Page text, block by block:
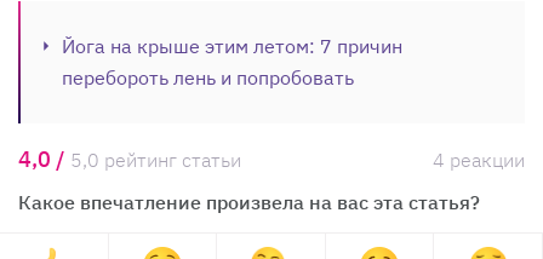
Йога на крыше этим летом: 7 причин
перебороть лень и попробовать
4,0 / 5,0 рейтинг статьи
4 реакции
Какое впечатление произвела на вас эта статья?